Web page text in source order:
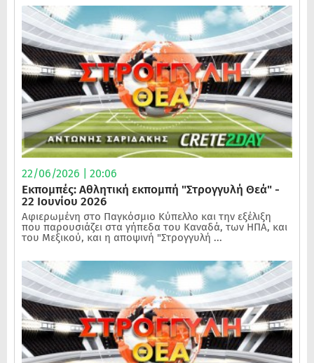
22/06/2026 | 20:06
Εκπομπές: Αθλητική εκπομπή "Στρογγυλή Θεά" -
22 Ιουνίου 2026
Αφιερωμένη στο Παγκόσμιο Κύπελλο και την εξέλιξη
που παρουσιάζει στα γήπεδα του Καναδά, των ΗΠΑ, και
του Μεξικού, και η αποψινή "Στρογγυλή ...